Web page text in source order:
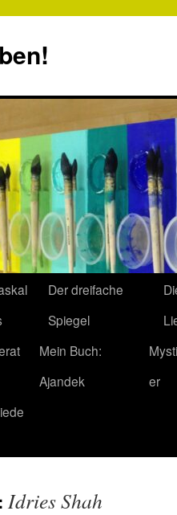
Der dreifache
Spiegel
Mein Buch:
Ajandek
er
Idries Shah